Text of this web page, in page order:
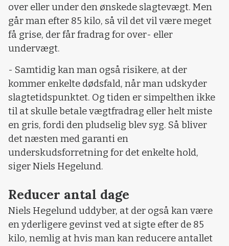
over eller under den ønskede slagtevægt. Men
går man efter 85 kilo, så vil det vil være meget
få grise, der får fradrag for over- eller
undervægt.
- Samtidig kan man også risikere, at der
kommer enkelte dødsfald, når man udskyder
slagtetidspunktet. Og tiden er simpelthen ikke
til at skulle betale vægtfradrag eller helt miste
en gris, fordi den pludselig blev syg. Så bliver
det næsten med garanti en
underskudsforretning for det enkelte hold,
siger Niels Hegelund.
Reducer antal dage
Niels Hegelund uddyber, at der også kan være
en yderligere gevinst ved at sigte efter de 85
kilo, nemlig at hvis man kan reducere antallet